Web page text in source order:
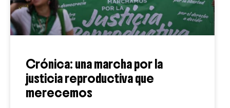
Crónica: una marcha por la
justicia reproductiva que
merecemos